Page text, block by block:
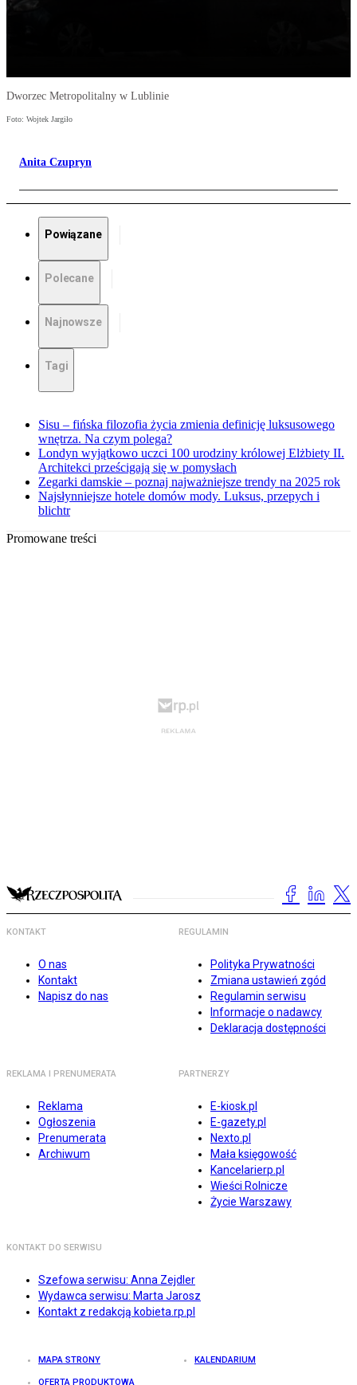
Dworzec Metropolitalny w Lublinie
Foto: Wojtek Jargiło
Anita Czupryn
Powiązane
Polecane
Najnowsze
Tagi
Sisu – fińska filozofia życia zmienia definicję luksusowego
wnętrza. Na czym polega?
Londyn wyjątkowo uczci 100 urodziny królowej Elżbiety II.
Architekci prześcigają się w pomysłach
Zegarki damskie – poznaj najważniejsze trendy na 2025 rok
Najsłynniejsze hotele domów mody. Luksus, przepych i
blichtr
Promowane treści
KONTAKT
O nas
Kontakt
Napisz do nas
REGULAMIN
Polityka Prywatności
Zmiana ustawień zgód
Regulamin serwisu
Informacje o nadawcy
Deklaracja dostępności
REKLAMA I PRENUMERATA
Reklama
Ogłoszenia
Prenumerata
Archiwum
PARTNERZY
E-kiosk.pl
E-gazety.pl
Nexto.pl
Mała księgowość
Kancelarierp.pl
Wieści Rolnicze
Życie Warszawy
KONTAKT DO SERWISU
Szefowa serwisu: Anna Zejdler
Wydawca serwisu: Marta Jarosz
Kontakt z redakcją kobieta.rp.pl
MAPA STRONY KALENDARIUM
OFERTA PRODUKTOWA